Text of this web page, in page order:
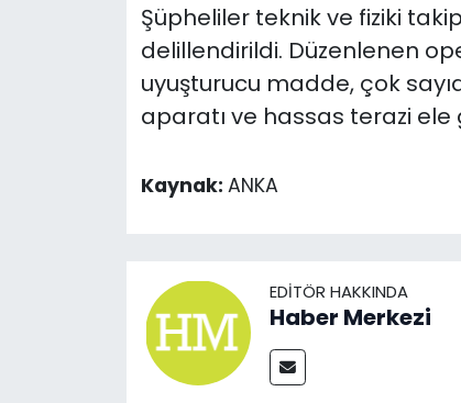
Şüpheliler teknik ve fiziki
delillendirildi. Düzenlenen
uyuşturucu madde, çok
aparatı ve hassas terazi ele
Kaynak: ANKA
EDITÖR HAKKINDA
Haber Merkezi